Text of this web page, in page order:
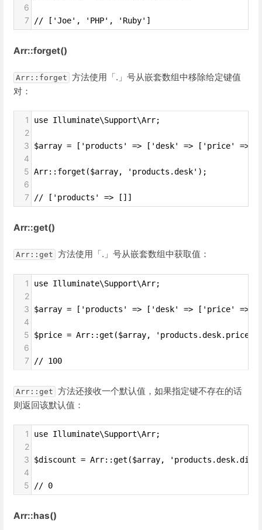
6
7
// ['Joe', 'PHP', 'Ruby']
Arr::forget()
Arr::forget 方法使用「.」号从嵌套数组中移除给定键值
对：
1 use Illuminate\Support\Arr;
2
3
$array = ['products' => ['desk' => ['price' =>
4
5 Arr::forget($array, 'products.desk');
6
7
// ['products' => []]
Arr::get()
Arr::get 方法使用「.」号从嵌套数组中获取值：
1 use Illuminate\Support\Arr;
2
3
$array = ['products' => ['desk' => ['price' =>
4
5
$price = Arr::get($array,
6
7
// 100
Arr::get 方法还接收一个默认值，如果指定键不存在的话
则返回该默认值：
1 use Illuminate\Support\Arr;
2
3
$discount = Arr::get($array,
4
5
// 0
Arr::has()